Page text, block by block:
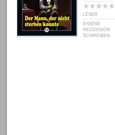
LESER
EIGENE
REZENSION
SCHREIBEN